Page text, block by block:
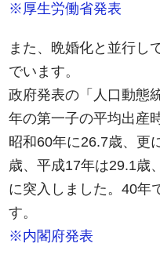
※厚生労働省発表
また、晩婚化と並行し
でいます。
政府発表の「人口動態
年の第一子の平均出産
昭和60年に26.7歳、更
歳、平成17年は29.1歳
に突入しました。40年
す。
※内閣府発表